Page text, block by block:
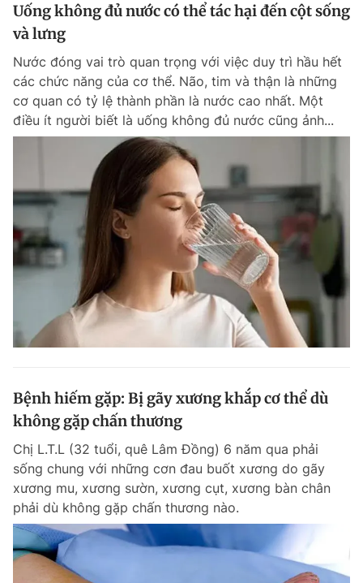
Uống không đủ nước có thể tác hại đến cột sống
và lưng
Nước đóng vai trò quan trọng với việc duy trì hầu hết
các chức năng của cơ thể. Não, tim và thận là những
cơ quan có tỷ lệ thành phần là nước cao nhất. Một
điều ít người biết là uống không đủ nước cũng ảnh...
Bệnh hiếm gặp: Bị gãy xương khắp cơ thể dù
không gặp chấn thương
Chị L.T.L (32 tuổi, quê Lâm Đồng) 6 năm qua phải
sống chung với những cơn đau buốt xương do gãy
xương mu, xương sườn, xương cụt, xương bàn chân
phải dù không gặp chấn thương nào.